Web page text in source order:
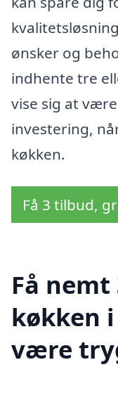
ønsker og
indhente tre
vise sig at
investering,
køkken.
Få 3 tilbud,
Få
køkken
være